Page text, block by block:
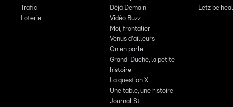
Trafic
Loterie
Déjà Demain
Vidéo Buzz
Moi, frontalier
Venus d'ailleurs
On en parle
Grand-Duché, la petite
histoire
La question X
Une table, une histoire
Journal St
Letz be